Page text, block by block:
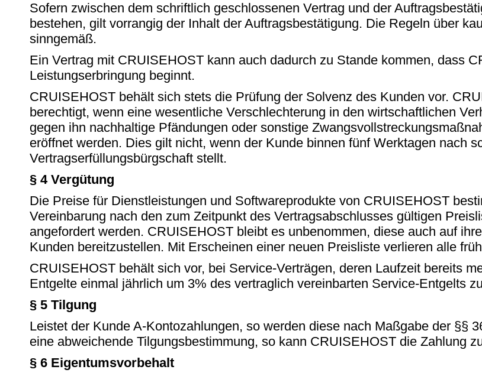
Sofern zwischen dem schriftlich geschlossenen Vertrag und der
bestehen, gilt vorrangig der Inhalt der Auftragsbestätigung. Die Regeln über
sinngemäß.
Ein Vertrag mit CRUISEHOST kann auch dadurch zu Stande kommen, dass
Leistungserbringung beginnt.
CRUISEHOST behält sich stets die Prüfung der Solvenz des Kunden vor.
berechtigt, wenn eine wesentliche Verschlechterung in den wirtschaftlichen
gegen ihn nachhaltige Pfändungen oder sonstige
eröffnet werden. Dies gilt nicht, wenn der Kunde binnen fünf Werktagen nach
Vertragserfüllungsbürgschaft stellt.
§ 4 Vergütung
Die Preise für Dienstleistungen und Softwareprodukte von CRUISEHOST
Vereinbarung nach den zum Zeitpunkt des Vertragsabschlusses gültigen
angefordert werden. CRUISEHOST bleibt es unbenommen, diese auch auf
Kunden bereitzustellen. Mit Erscheinen einer neuen Preisliste verlieren alle
CRUISEHOST behält sich vor, bei Service-Verträgen, deren Laufzeit bereits
Entgelte einmal jährlich um 3% des vertraglich vereinbarten Service-Entgelts
§ 5 Tilgung
Leistet der Kunde A-Kontozahlungen, so werden diese nach Maßgabe der §§
eine abweichende Tilgungsbestimmung, so kann CRUISEHOST die Zahlung
§ 6 Eigentumsvorbehalt